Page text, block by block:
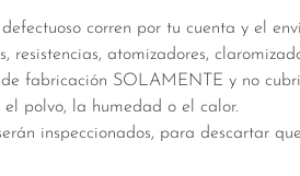
corren por tu cuenta y el
resistencias, atomizadores,
fabricación SOLAMENTE y no
polvo, la humedad o el calor.
inspeccionados, para descartar